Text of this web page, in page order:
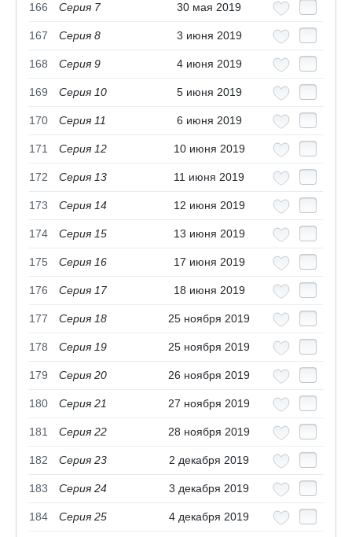
166 Серия 7 30 мая 2019
167 Серия 8 3 июня 2019
168 Серия 9 4 июня 2019
169 Серия 10 5 июня 2019
170 Серия 11 6 июня 2019
171 Серия 12 10 июня 2019
172 Серия 13 11 июня 2019
173 Серия 14 12 июня 2019
174 Серия 15 13 июня 2019
175 Серия 16 17 июня 2019
176 Серия 17 18 июня 2019
177 Серия 18 25 ноября 2019
178 Серия 19 25 ноября 2019
179 Серия 20 26 ноября 2019
180 Серия 21 27 ноября 2019
181 Серия 22 28 ноября 2019
182 Серия 23 2 декабря 2019
183 Серия 24 3 декабря 2019
184 Серия 25 4 декабря 2019